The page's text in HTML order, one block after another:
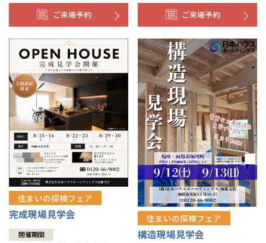
事業部紹介
IR情報
木材調達指針
グループ会社紹介
CMギャラリー
採用情報
ご来場予約 ご来場予約
住まいの探検フェア
完成現場見学会
開催期間
住まいの探検フェア
構造現場見学会